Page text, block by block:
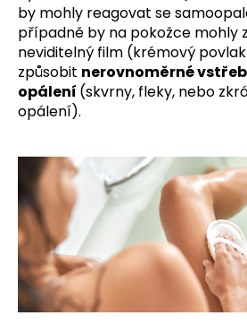
by mohly reagovat se
případně by na pokožce mohly
neviditelný film (krémový
způsobit nerovnoměrné
opálení (skvrny, fleky, nebo
opálení).